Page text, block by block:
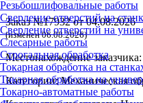
Резьбошлифовальные работы
Сверление отверстий на
Сверление отверстий на
Слесарные работы
Строгальная обработка
Токарная обработка на
Токарная обработка на
Токарно-автоматные работы
Заказ №17932 от 04.08.2026
(изменен 06.08.2026)
Местонахождение
Категории:Механическая